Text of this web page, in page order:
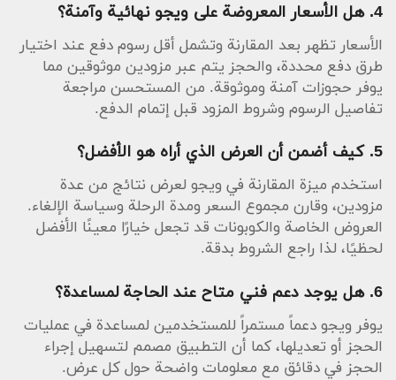
4. هل الأسعار المعروضة على ويجو نهائية وآمنة؟
الأسعار تظهر بعد المقارنة وتشمل أقل رسوم دفع عند اختيار
طرق دفع محددة، والحجز يتم عبر مزودين موثوقين مما
يوفر حجوزات آمنة وموثوقة. من المستحسن مراجعة
تفاصيل الرسوم وشروط المزود قبل إتمام الدفع.
5. كيف أضمن أن العرض الذي أراه هو الأفضل؟
استخدم ميزة المقارنة في ويجو لعرض نتائج من عدة
مزودين، وقارن مجموع السعر ومدة الرحلة وسياسة الإلغاء.
العروض الخاصة والكوبونات قد تجعل خيارًا معينًا الأفضل
لحظيًا، لذا راجع الشروط بدقة.
6. هل يوجد دعم فني متاح عند الحاجة لمساعدة؟
يوفر ويجو دعماً مستمراً للمستخدمين لمساعدة في عمليات
الحجز أو تعديلها، كما أن التطبيق مصمم لتسهيل إجراء
الحجز في دقائق مع معلومات واضحة حول كل عرض.